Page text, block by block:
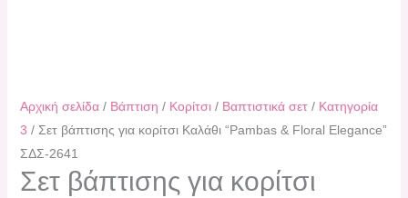
Αρχική σελίδα/ Βάπτιση / Κορίτσι/ Βαπτιστικά σετ/ Κατηγορία
3 / Σετ βάπτισης για κορίτσι Καλάθι “Pambas & Floral Elegance”
ΣΔΣ-2641
Σετ βάπτισης για κορίτσι